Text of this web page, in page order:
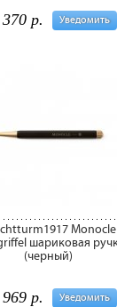
Уведомить
370 р.
Monocle
шариковая
(черный)
Уведомить
р.